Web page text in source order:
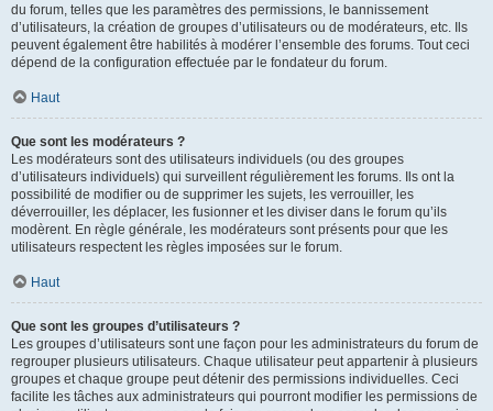
du forum, telles que les paramètres des permissions, le bannissement
d’utilisateurs, la création de groupes d’utilisateurs ou de modérateurs, etc. Ils
peuvent également être habilités à modérer l’ensemble des forums. Tout ceci
dépend de la configuration effectuée par le fondateur du forum.
Haut
Que sont les modérateurs ?
Les modérateurs sont des utilisateurs individuels (ou des groupes
d’utilisateurs individuels) qui surveillent régulièrement les forums. Ils ont la
possibilité de modifier ou de supprimer les sujets, les verrouiller, les
déverrouiller, les déplacer, les fusionner et les diviser dans le forum qu’ils
modèrent. En règle générale, les modérateurs sont présents pour que les
utilisateurs respectent les règles imposées sur le forum.
Haut
Que sont les groupes d’utilisateurs ?
Les groupes d’utilisateurs sont une façon pour les administrateurs du forum de
regrouper plusieurs utilisateurs. Chaque utilisateur peut appartenir à plusieurs
groupes et chaque groupe peut détenir des permissions individuelles. Ceci
facilite les tâches aux administrateurs qui pourront modifier les permissions de